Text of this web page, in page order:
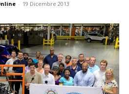
- 19 Dicembre 2013